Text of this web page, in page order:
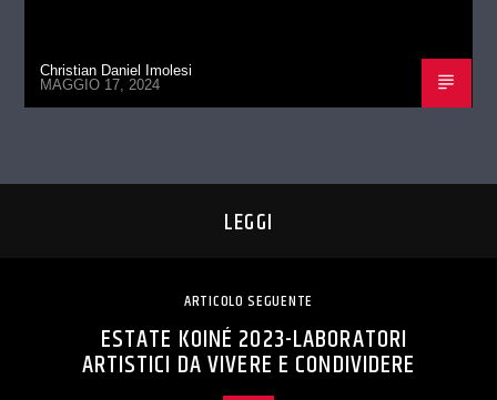
Christian Daniel Imolesi
MAGGIO 17, 2024
LEGGI
ARTICOLO SEGUENTE
ESTATE KOINÉ 2023-LABORATORI
ARTISTICI DA VIVERE E CONDIVIDERE